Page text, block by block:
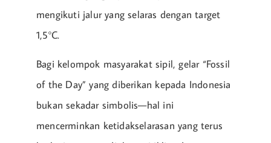
mengikuti jalur yang selaras dengan target
1,5°C.
Bagi kelompok masyarakat sipil, gelar “Fossil
of the Day” yang diberikan kepada Indonesia
bukan sekadar simbolis—hal ini
mencerminkan ketidakselarasan yang terus